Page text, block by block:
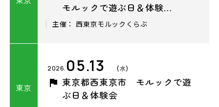
モルックで遊ぶ日＆体験…
主催： ⻄東京モルックくらぶ
東京
2026. 05.13 (水)
東京都西東京市 モルックで遊
ぶ日＆体験会